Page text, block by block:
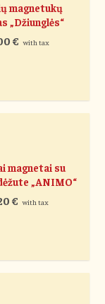
magnetukų
„Džiunglės“
€ with tax
magnetai su
„ANIMO“
€ with tax